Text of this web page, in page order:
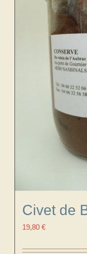
Civet de
19,80 €